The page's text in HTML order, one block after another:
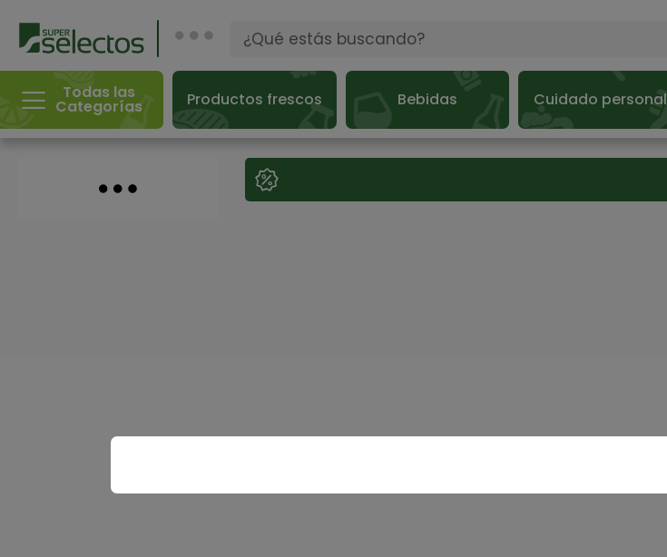
Todas las
Categorías Productos frescos Bebidas Cuidado personal